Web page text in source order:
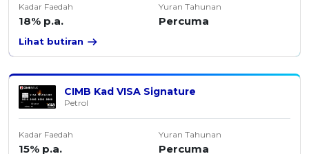
Kadar Faedah
18% p.a.
Yuran Tahunan
Percuma
Lihat butiran
CIMB Kad VISA Signature
Petrol
Kadar Faedah
15% p.a.
Yuran Tahunan
Percuma